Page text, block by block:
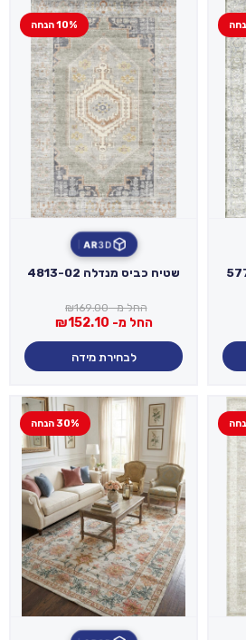
10% הנחה
3D
AR
שטיח כביס מנדלה 4813-02
החל מ- ₪169.00
החל מ- ₪152.10
לבחירת מידה
30% הנחה